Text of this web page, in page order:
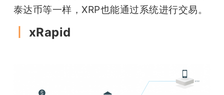
泰达币等一样，XRP也能通过系统进行交易。
xRapid